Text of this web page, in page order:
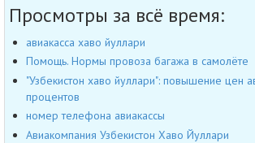
Просмотры за всё время:
авиакасса хаво йуллари
Помощь. Нормы провоза багажа в самолёте
"Узбекистон хаво йуллари": повышение цен
процентов
номер телефона авиакассы
Авиакомпания Узбекистон Хаво Йуллари